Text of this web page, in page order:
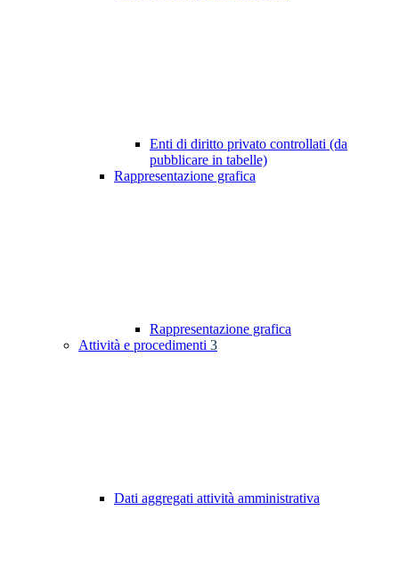
Enti di diritto privato controllati (da
pubblicare in tabelle)
Rappresentazione grafica
Rappresentazione grafica
Attività e procedimenti 3
Dati aggregati attività amministrativa